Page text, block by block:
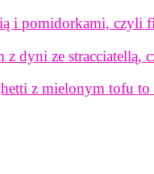
i pomidorkami, czyli
z dyni ze stracciatellą,
z mielonym tofu